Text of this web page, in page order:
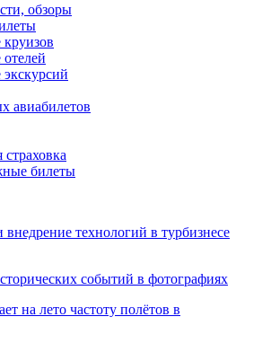
обзоры
авиабилетов
страховка
билеты
технологий в турбизнесе
событий в фотографиях
на лето частоту полётов в